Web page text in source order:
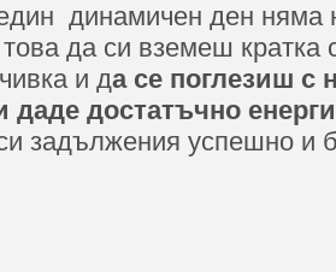
динамичен ден няма
това да си вземеш кратка
и да се поглезиш с
даде достатъчно
задължения успешно и